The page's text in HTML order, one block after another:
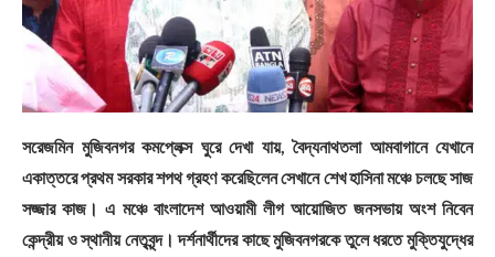
সরেজমিন মুজিবনগর কমপ্লেক্স ঘুরে দেখা যায়, বৈদ্যনাথতলা আমবাগানে যেখানে
একাত্তরে প্রথম সরকার শপথ গ্রহণ করেছিলেন সেখানে শেখ হাসিনা মঞ্চে চলছে সাজ
সজ্জার কাজ। এ মঞ্চে বাংলাদেশ আওয়ামী লীগ আয়োজিত জনসভায় অংশ নিবেন
কেন্দ্রীয় ও স্থানীয় নেতৃবৃন্দ। দর্শনার্থীদের কাছে মুজিবনগরকে তুলে ধরতে মুক্তিযুদ্ধের